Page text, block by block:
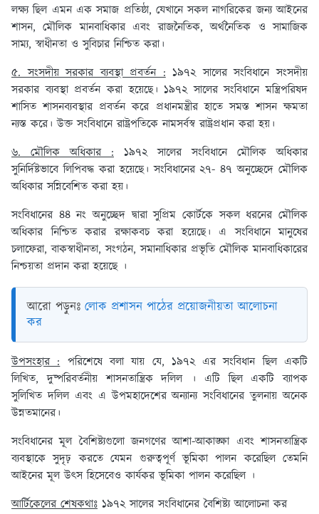
লক্ষ্য ছিল এমন এক সমাজ প্রতিষ্ঠা, যেখানে সকল নাগরিকের জন্য আইনের
শাসন, মৌলিক মানবাধিকার এবং রাজনৈতিক, অর্থনৈতিক ও সামাজিক
সাম্য, স্বাধীনতা ও সুবিচার নিশ্চিত করা।
৫. সংসদীয় সরকার ব্যবস্থা প্রবর্তন :১৯৭২ সালের সংবিধানে সংসদীয়
সরকার ব্যবস্থা প্রবর্তন করা হয়েছে। ১৯৭২ সালের সংবিধানে মন্ত্রিপরিষদ
শাসিত শাসনব্যবস্থার প্রবর্তন করে প্রধানমন্ত্রীর হাতে সমস্ত শাসন ক্ষমতা
ন্যস্ত করে। উক্ত সংবিধানে রাষ্ট্রপতিকে নামসর্বস্ব রাষ্ট্রপ্রধান করা হয়।
৬. মৌলিক অধিকার : ১৯৭২ সালের সংবিধানে মৌলিক অধিকার
সুনির্দিষ্টভাবে লিপিবদ্ধ করা হয়েছে। সংবিধানের ২৭- ৪৭ অনুচ্ছেদে মৌলিক
অধিকার সন্নিবেশিত করা হয়।
সংবিধানের ৪৪ নং অনুচ্ছেদ দ্বারা সুপ্রিম কোর্টকে সকল ধরনের মৌলিক
অধিকার নিশ্চিত করার রক্ষাকবচ করা হয়েছে। এ সংবিধানে মানুষের
চলাফেরা, বাকস্বাধীনতা, সংগঠন, সমানাধিকার প্রভৃতি মৌলিক মানবাধিকারের
নিশ্চয়তা প্রদান করা হয়েছে ।
আরো পড়ুনঃ লোক প্রশাসন পাঠের প্রয়োজনীয়তা আলোচনা
কর
উপসংহার :পরিশেষে বলা যায় যে, ১৯৭২ এর সংবিধান ছিল একটি
লিখিত, দুষ্পরিবর্তনীয় শাসনতান্ত্রিক দলিল । এটি ছিল একটি ব্যাপক
সুলিখিত দলিল এবং এ উপমহাদেশের অন্যান্য সংবিধানের তুলনায় অনেক
উন্নতমানের।
সংবিধানের মূল বৈশিষ্ট্যগুলো জনগণের আশা-আকাঙ্ক্ষা এবং শাসনতান্ত্রিক
ব্যবস্থাকে সুদৃঢ় করতে যেমন গুরুত্বপূর্ণ ভূমিকা পালন করেছিল তেমনি
আইনের মূল উৎস হিসেবেও কার্যকর ভূমিকা পালন করেছিল ।
আর্টিকেলের শেষকথাঃ ১৯৭২ সালের সংবিধানের বৈশিষ্ট্য আলোচনা কর